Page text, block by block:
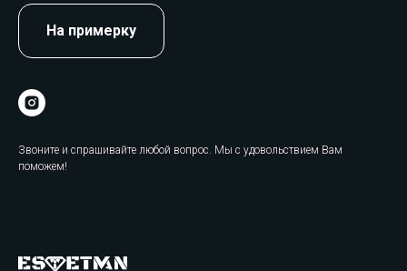
На примерку
Звоните и спрашивайте любой вопрос. Мы с удовольствием Вам
поможем!